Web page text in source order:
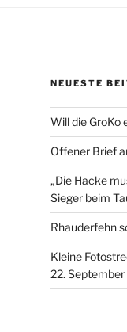
NEUESTE
Will die GroKo
Offener Brief
„Die Hacke
Sieger beim
Rhauderfehn
Kleine
22.